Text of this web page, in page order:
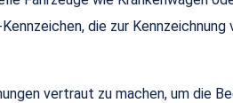
die zur Kennzeichnung
vertraut zu machen, um die